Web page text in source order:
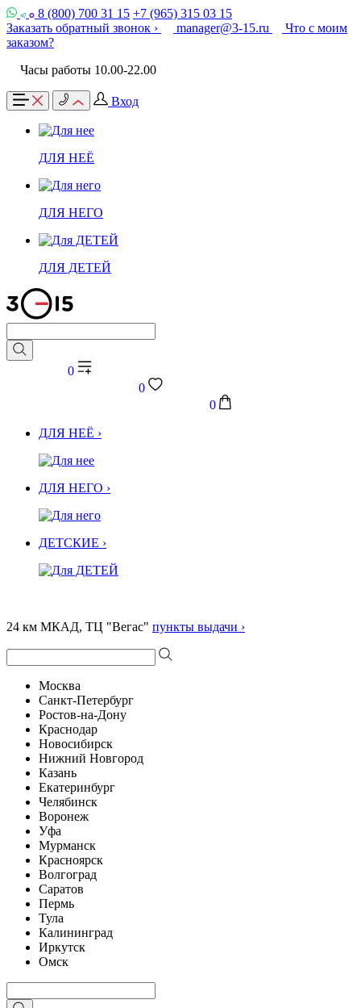
8 (800) 700 31 15 +7 (965) 315 03 15
Заказать обратный звонок ›
manager@3-15.ru
Что с моим
заказом?
Часы работы 10.00-22.00
Вход
ДЛЯ НЕЁ
ДЛЯ НЕГО
ДЛЯ ДЕТЕЙ
0
0
0
ДЛЯ НЕЁ ›
ДЛЯ НЕГО ›
ДЕТСКИЕ ›
24 км МКАД, ТЦ "Вегас" пункты выдачи ›
Москва
Санкт-Петербург
Ростов-на-Дону
Краснодар
Новосибирск
Нижний Новгород
Казань
Екатеринбург
Челябинск
Воронеж
Уфа
Мурманск
Красноярск
Волгоград
Саратов
Пермь
Тула
Калининград
Иркутск
Омск